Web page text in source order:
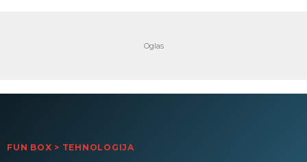
FUN BOX > TEHNOLOGIJA